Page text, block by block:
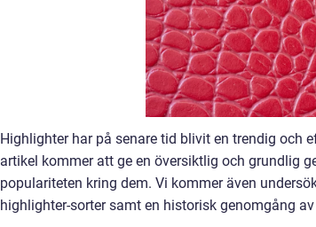
Highlighter har på senare tid blivit en trendig och
artikel kommer att ge en översiktlig och grundlig
populariteten kring dem. Vi kommer även
highlighter-sorter samt en historisk genomgång